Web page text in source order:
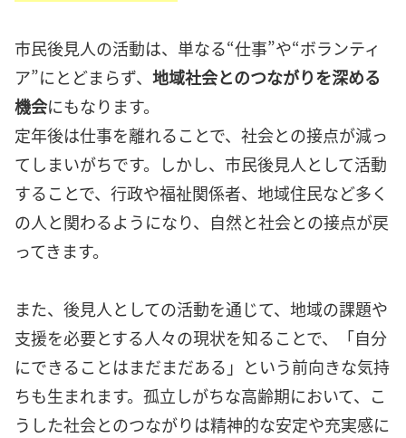
市民後見人の活動は、単なる“仕事”や“ボランティ
ア”にとどまらず、 地域社会とのつながりを深める
機会にもなります。
定年後は仕事を離れることで、社会との接点が減っ
てしまいがちです。しかし、市民後見人として活動
することで、行政や福祉関係者、地域住民など多く
の人と関わるようになり、自然と社会との接点が戻
ってきます。
また、後見人としての活動を通じて、地域の課題や
支援を必要とする人々の現状を知ることで、「自分
にできることはまだまだある」という前向きな気持
ちも生まれます。孤立しがちな高齢期において、こ
うした社会とのつながりは精神的な安定や充実感に